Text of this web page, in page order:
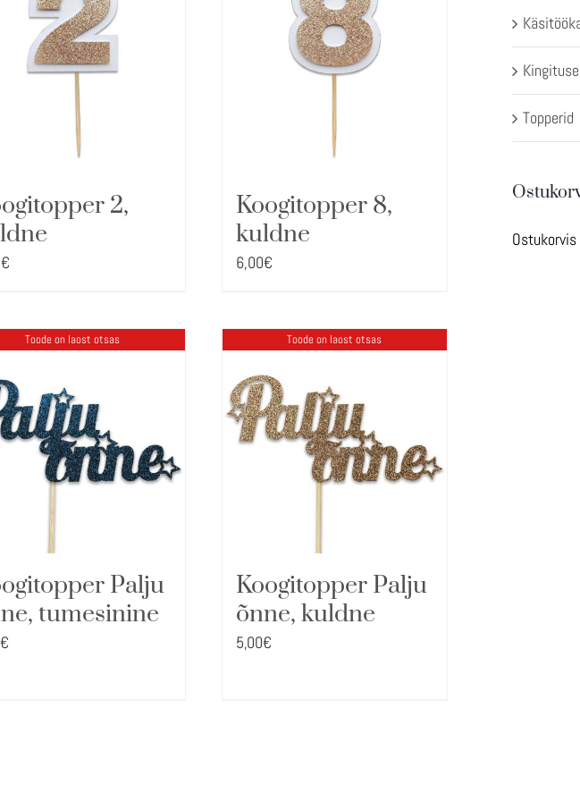
2,
€
Koogitopper 8,
kuldne
6,00€
Toode on laost otsas
Palju
tumesinine
€
Toode on laost otsas
Koogitopper Palju
õnne, kuldne
5,00€
Topperid